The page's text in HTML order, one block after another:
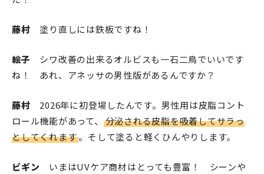
藤村 塗り直しには鉄板ですね！
絵子 シワ改善の出来るオルビスも一石二鳥でいいです
ね！ あれ、アネッサの男性版があるんですか？
藤村 2026年に初登場したんです。男性用は皮脂コント
ロール機能があって、
分泌される皮脂を吸着してサラっ
としてくれます。そして塗ると軽くひんやりします。
ビギン いまはUVケア商材はとっても豊富！ シーンや